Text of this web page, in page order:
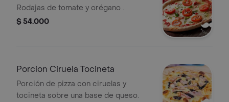
Rodajas de tomate y orégano .
$ 54.000
Porcion Ciruela Tocineta
Porción de pizza con ciruelas y
tocineta sobre una base de queso.